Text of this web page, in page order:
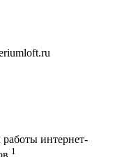
интернет-
1